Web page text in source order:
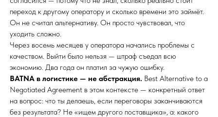
переход к другому оператору и сколько времени это займёт.
Он не считал альтернативу. Он просто чувствовал, что
уходить сложно.
Через восемь месяцев у оператора начались проблемы с
качеством. Выйти было нельзя — штраф съедал всю
экономию. Два года он платил за чужую ошибку.
BATNA в логистике — не абстракция. Best Alternative to a
Negotiated Agreement в этом контексте — конкретный ответ
на вопрос: что ты делаешь, если переговоры заканчиваются
без результата? Не «ищем другого поставщика», а: какого